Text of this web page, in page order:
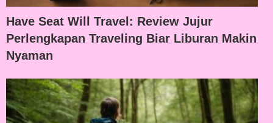
Have Seat Will Travel: Review Jujur
Perlengkapan Traveling Biar Liburan Makin
Nyaman